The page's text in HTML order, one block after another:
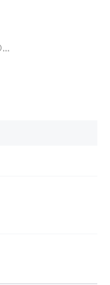
티머니모빌리티-서울택시운송사업조합, 자율주행택시 MOU 체결…미래 대비 전략적 협력 펼친다